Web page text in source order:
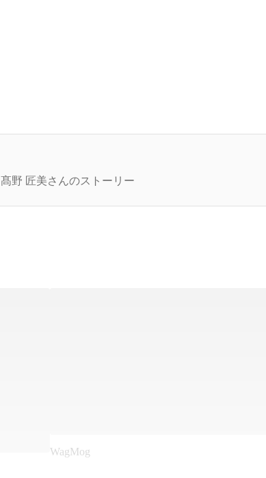
髙野 匠美さんのストーリー
WagMog